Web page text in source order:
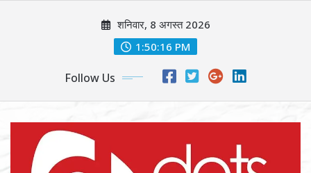
शनिवार, 8 अगस्त 2026
1:50:18 PM
Follow Us